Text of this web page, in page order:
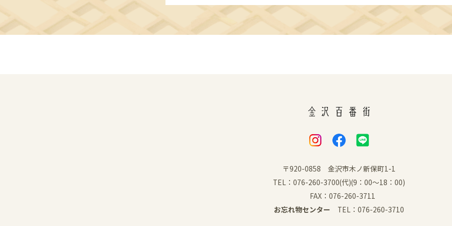
〒920-0858 金沢市木ノ新保町1-1
TEL：076-260-3700(代)(9：00～18：00)
FAX：076-260-3711
お忘れ物センター TEL：076-260-3710